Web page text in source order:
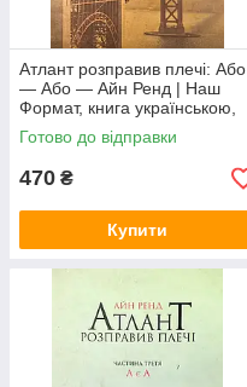
Атлант розправив плечі: Або
— Або — Айн Ренд | Наш
Формат, книга українською,
нова, м'яка
Готово до відправки
470 ₴
Купити